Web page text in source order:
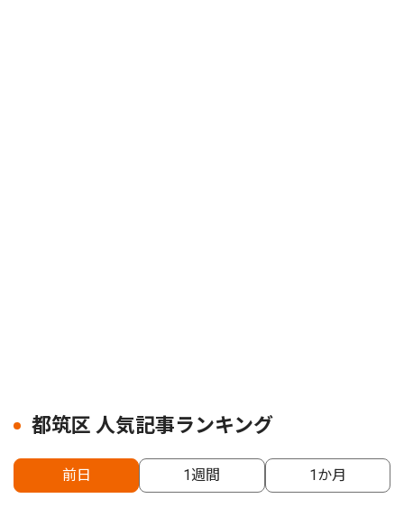
都筑区 人気記事ランキング
前日 1週間 1か月